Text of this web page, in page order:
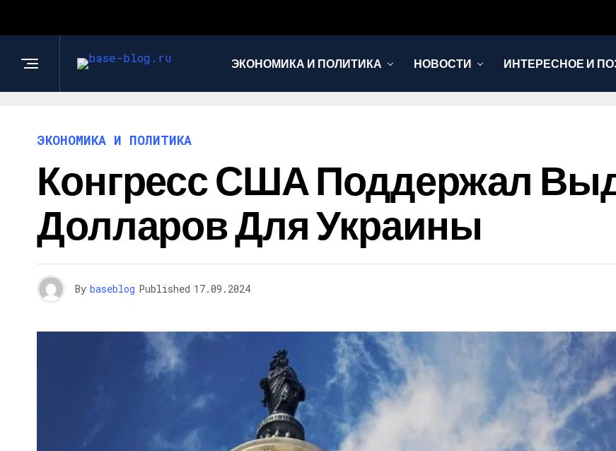
ЭКОНОМИКА И ПОЛИТИКА НОВОСТИ ИНТЕРЕСНОЕ И
ЭКОНОМИКА И ПОЛИТИКА
Конгресс США Поддержал
Долларов Для Украины
By baseblog Published 17.09.2024